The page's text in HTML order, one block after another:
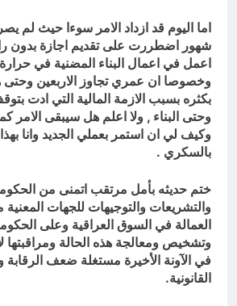
اما اليوم قد ازداد الامر سوءا حيث لم
شهور اضطررت على تقديم اجازة بدون
اعمل في اعمال البناء المضنية في
وخصوصا ان عمري تجاوز الاربعين وحتى
بكثره بسبب الازمة المالية التي ادت
وحتى البناء , ولا اعلم هل سيبقى الامر
وكيف لي ان استمر بعملي الجديد وانا
بالسكري .
ختم حديثه بأمل مرتقب اتمنى من
والتشريعات والتوجيهات للجهات
العمالة في السوق العراقية وعلى
وتشخيص ومعالجة هذه الحالة ومراقبتها
في الآونة الأخيرة مستغلة ضعف الرقابة
القانونية.